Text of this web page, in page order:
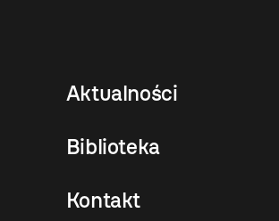
Aktualności
Biblioteka
Kontakt